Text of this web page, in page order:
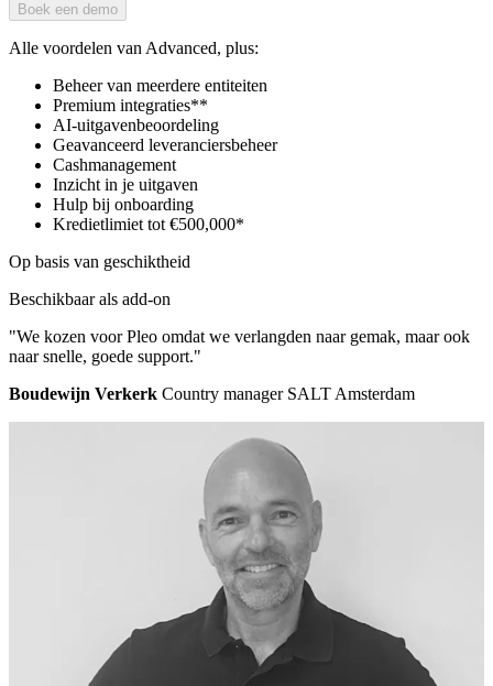
Boek een demo
Alle voordelen van Advanced, plus:
Beheer van meerdere entiteiten
Premium integraties**
AI-uitgavenbeoordeling
Geavanceerd leveranciersbeheer
Cashmanagement
Inzicht in je uitgaven
Hulp bij onboarding
Kredietlimiet tot €500,000*
Op basis van geschiktheid
Beschikbaar als add-on
"We kozen voor Pleo omdat we verlangden naar gemak, maar ook
naar snelle, goede support."
Boudewijn Verkerk Country manager SALT Amsterdam